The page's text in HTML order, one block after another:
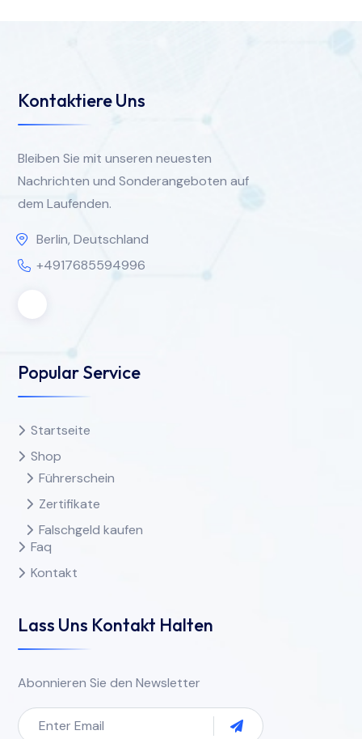
Kontaktiere Uns
Bleiben Sie mit unseren neuesten
Nachrichten und Sonderangeboten auf
dem Laufenden.
Berlin, Deutschland
+4917685594996
Popular Service
Startseite
Shop
Führerschein
Zertifikate
Falschgeld kaufen
Faq
Kontakt
Lass Uns Kontakt Halten
Abonnieren Sie den Newsletter